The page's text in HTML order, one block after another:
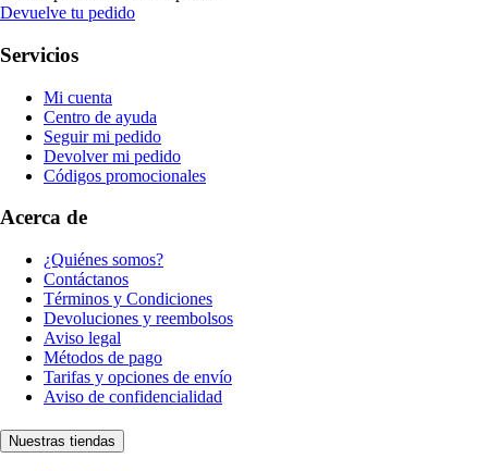
Devuelve tu pedido
Servicios
Mi cuenta
Centro de ayuda
Seguir mi pedido
Devolver mi pedido
Códigos promocionales
Acerca de
¿Quiénes somos?
Contáctanos
Términos y Condiciones
Devoluciones y reembolsos
Aviso legal
Métodos de pago
Tarifas y opciones de envío
Aviso de confidencialidad
Nuestras tiendas